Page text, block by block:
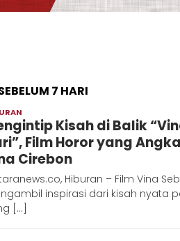
7 HARI
D
Kisah di Balik
Film Horor yang
Cirebon
Hiburan – Film Vina
inspirasi dari kisah nyata
[…]